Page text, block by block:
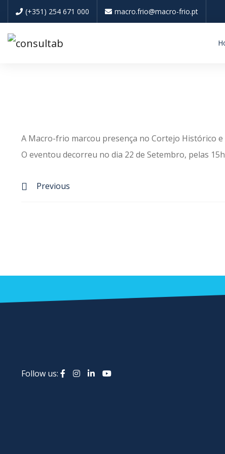
(+351) 254 671 000 macro.frio@macro-frio.pt
A Macro-frio marcou presença no Cortejo Histórico
O eventou decorreu no dia 22 de Setembro, pelas
Previous
Follow us: